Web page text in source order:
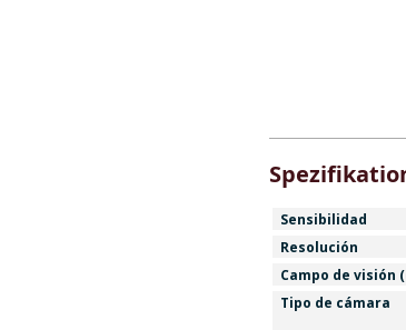
Sensibilidad
Resolución
Campo de visión
Tipo de cámara